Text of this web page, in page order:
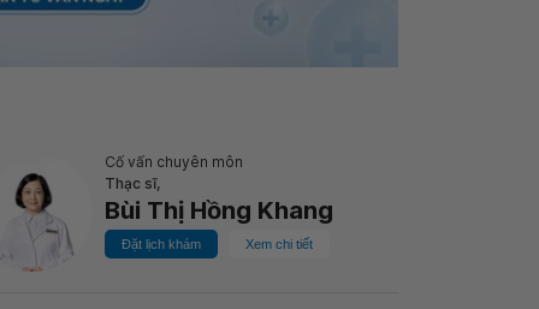
Cố vấn chuyên môn
Thạc sĩ,
Bùi Thị Hồng Khang
Đặt lịch khám Xem chi tiết